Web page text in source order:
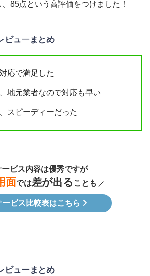
85点という高評価をつけました！
ビューまとめ
応で満足した
地元業者なので対応も早い
スピーディーだった
ービス内容は優秀ですが
面では差が出る ことも ／
ービス比較表はこちら
ビューまとめ